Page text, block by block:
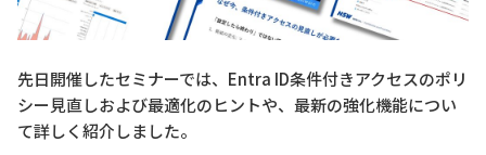
先日開催したセミナーでは、Entra ID条件付きアクセスのポリ
シー見直しおよび最適化のヒントや、最新の強化機能につい
て詳しく紹介しました。